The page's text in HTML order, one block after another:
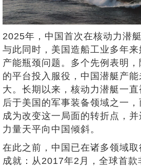
2025年，中国首次在核动力潜
与此同时，美国造船工业多年
产能瓶颈问题。多个先例表明
的平台投入服役，中国潜艇产
大。长期以来，核动力潜艇一
后于美国的军事装备领域之一
成为改变这一局面的转折点，
力量天平向中国倾斜。
在此之前，中国已在诸多领域
成就：从2017年2月，全球首